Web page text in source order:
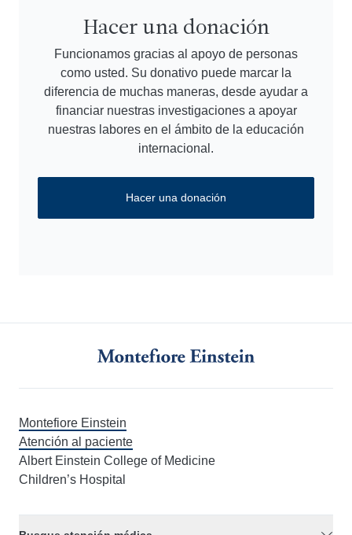
Hacer una donación
Funcionamos gracias al apoyo de personas
como usted. Su donativo puede marcar la
diferencia de muchas maneras, desde ayudar a
financiar nuestras investigaciones a apoyar
nuestras labores en el ámbito de la educación
internacional.
Hacer una donación
Montefiore Einstein
Atención al paciente
Albert Einstein College of Medicine
Children’s Hospital